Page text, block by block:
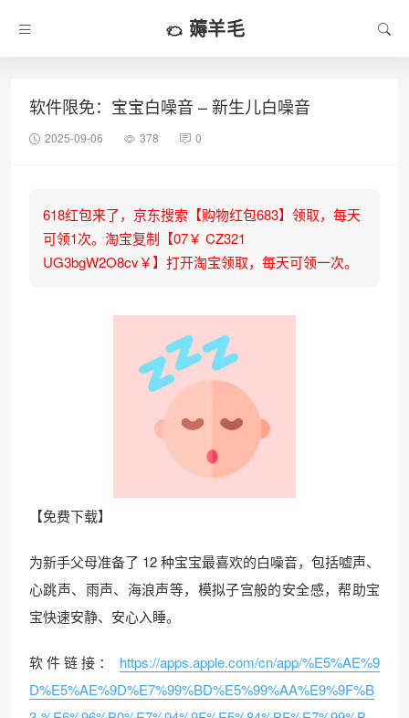
薅羊毛
软件限免：宝宝白噪音 – 新生儿白噪音
2025-09-06 378 0
618红包来了，京东搜索【购物红包683】领取，每天
可领1次。淘宝复制【07￥ CZ321
UG3bgW2O8cv￥】打开淘宝领取，每天可领一次。
【免费下载】
为新手父母准备了 12 种宝宝最喜欢的白噪音，包括嘘声、
心跳声、雨声、海浪声等，模拟子宫般的安全感，帮助宝
宝快速安静、安心入睡。
软件链接：
https://apps.apple.com/cn/app/%E5%AE%9
D%E5%AE%9D%E7%99%BD%E5%99%AA%E9%9F%B